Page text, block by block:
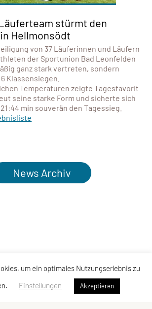
stürmt den
Hellmonsödt
von 37 Läuferinnen und Läufern
der Sportunion Bad Leonfelden
ganz stark vertreten, sondern
Klassensiegen.
Temperaturen zeigte Tagesfavorit
seine starke Form und sicherte sich
min souverän den Tagessieg.
News Archiv
um ein optimales Nutzungserlebnis zu
Einstellungen Akzeptieren